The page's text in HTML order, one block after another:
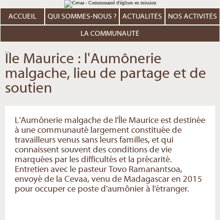
au
contenu.
Aller
personnels
ACCUEIL QUI SOMMES-NOUS ? ACTUALITÉS NOS ACTIVITÉS
LA COMMUNAUTÉ
Île Maurice : l'Aumônerie
malgache, lieu de partage et de
soutien
L'Aumônerie malgache de l'Île Maurice est destinée
à une communauté largement constituée de
travailleurs venus sans leurs familles, et qui
connaissent souvent des conditions de vie
marquées par les difficultés et la précarité.
Entretien avec le pasteur Tovo Ramanantsoa,
envoyé de la Cevaa, venu de Madagascar en 2015
pour occuper ce poste d'aumônier à l'étranger.